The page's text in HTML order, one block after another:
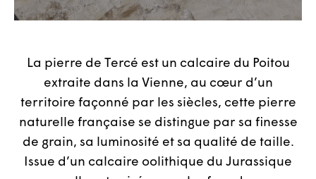
La pierre de Tercé est un calcaire du Poitou
extraite dans la Vienne, au cœur d’un
territoire façonné par les siècles, cette pierre
naturelle française se distingue par sa finesse
de grain, sa luminosité et sa qualité de taille.
Issue d’un calcaire oolithique du Jurassique